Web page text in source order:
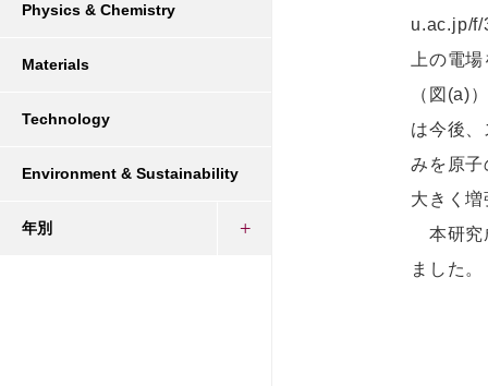
u.ac.jp/f/
上の電
（図(a)
は今後
みを原
大きく
本研究
ました。
Physics & Chemistry
Materials
Technology
Environment & Sustainability
年別